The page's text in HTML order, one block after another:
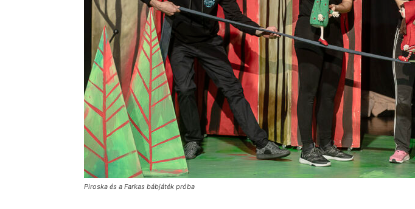
Piroska és a Farkas bábjáték próba